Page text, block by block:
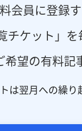
会員に登録
チケット」
希望の有料記
は翌月への繰り